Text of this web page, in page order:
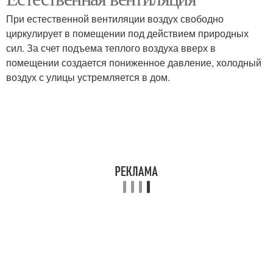
При естественной вентиляции воздух свободно
циркулирует в помещении под действием природных
сил. За счет подъема теплого воздуха вверх в
помещении создается пониженное давление, холодный
воздух с улицы устремляется в дом.